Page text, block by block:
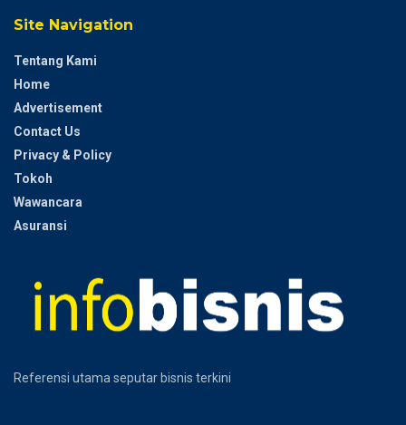
Site Navigation
Tentang Kami
Home
Advertisement
Contact Us
Privacy & Policy
Tokoh
Wawancara
Asuransi
Referensi utama seputar bisnis terkini